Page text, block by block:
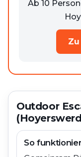
Ab 10
Outdoor
So